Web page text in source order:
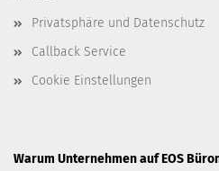
Privatsphäre und Datenschutz
Callback Service
Cookie Einstellungen
Warum Unternehmen auf EOS